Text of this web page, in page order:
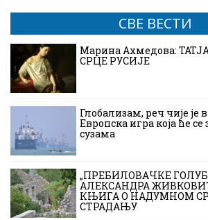
СВЕ ВЕСТИ
Марина Ахмедова:
СРЦЕ РУСИЈЕ
Глобализам, реч чије
Европска игра која ће
сузама
„ПРЕБИЛОВАЧКЕ
АЛЕКСАНДРА
КЊИГА О НАДУМНОМ
СТРАДАЊУ